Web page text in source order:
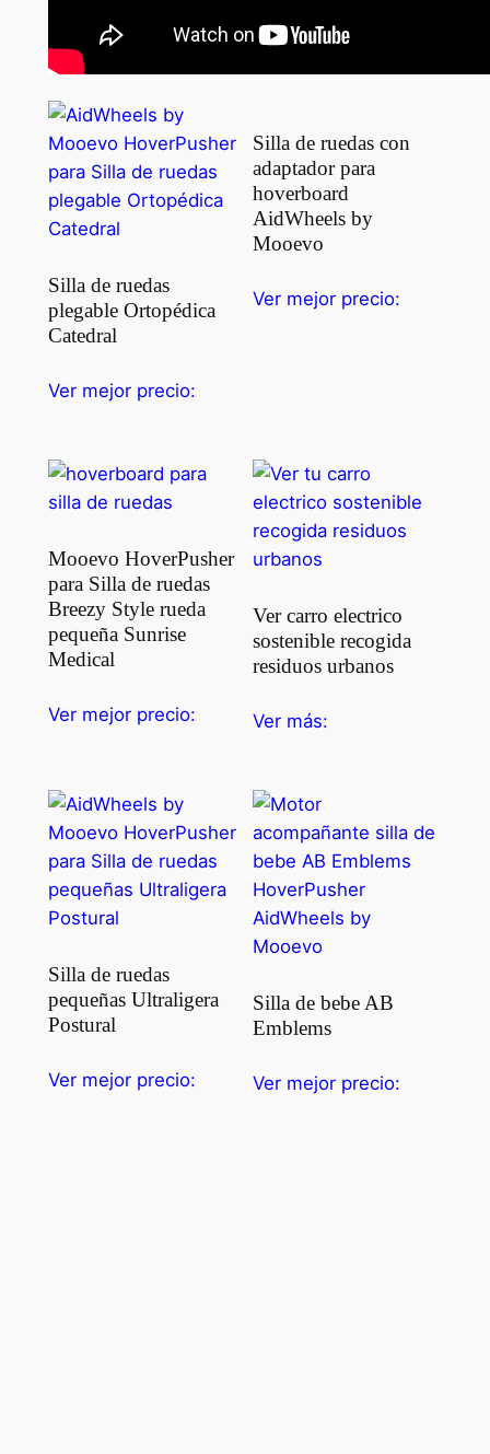
Silla de ruedas
plegable Ortopédica
Catedral
Ver mejor precio:
Silla de ruedas con
adaptador para
hoverboard
AidWheels by
Mooevo
Ver mejor precio:
Mooevo HoverPusher
para Silla de ruedas
Breezy Style rueda
pequeña Sunrise
Medical
Ver mejor precio:
Ver carro electrico
sostenible recogida
residuos urbanos
Ver más:
Silla de ruedas
pequeñas Ultraligera
Postural
Ver mejor precio:
Silla de bebe AB
Emblems
Ver mejor precio: